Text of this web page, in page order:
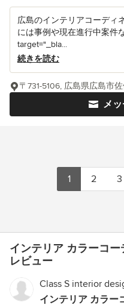
広島のインテリアコーデ
には事例や現在進行中案
target="_bla...
続きを読む
メ
〒731-5106, 広島県広島市
1 2 3
インテリア カラーコ
レビュー
Class S interior
インテリア カラー